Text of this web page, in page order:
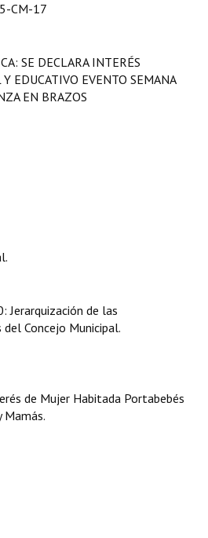
CM-17
SE DECLARA INTERÉS
EDUCATIVO EVENTO SEMANA
EN BRAZOS
Jerarquización de las
Concejo Municipal.
de Mujer Habitada Portabebés